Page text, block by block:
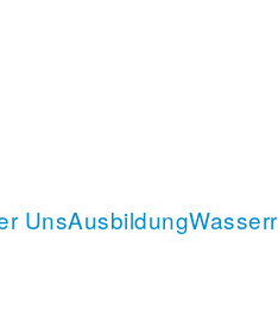
UnsAusbildung